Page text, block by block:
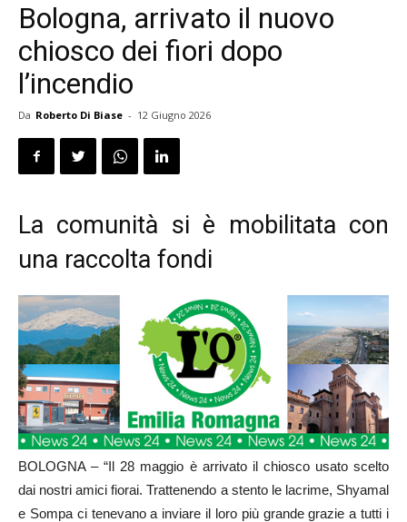
Bologna, arrivato il nuovo
chiosco dei fiori dopo
l’incendio
Da Roberto Di Biase - 12 Giugno 2026
La comunità si è mobilitata con
una raccolta fondi
BOLOGNA – “Il 28 maggio è arrivato il chiosco usato scelto
dai nostri amici fiorai. Trattenendo a stento le lacrime, Shyamal
e Sompa ci tenevano a inviare il loro più grande grazie a tutti i